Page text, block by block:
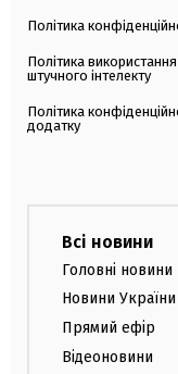
Політика
Політика використання
штучного інтелекту
Політика
додатку
Всі новини
Головні новини
Новини України
Прямий ефір
Відеоновини